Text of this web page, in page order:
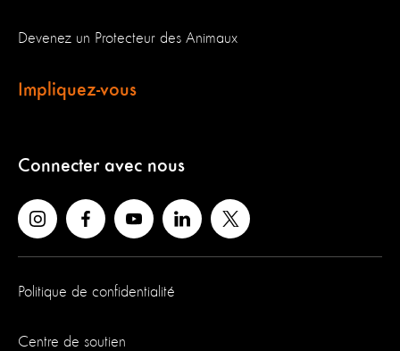
Devenez un Protecteur des Animaux
Impliquez-vous
Connecter avec nous
Politique de confidentialité
Centre de soutien